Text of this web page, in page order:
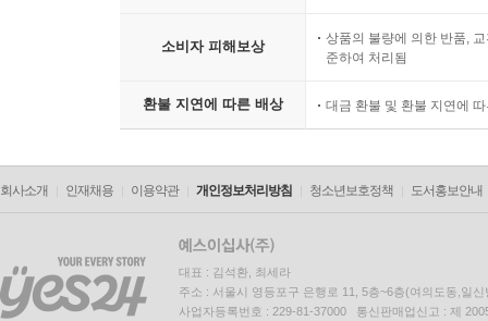
소비자 피해보상
상품의 불량에 의한 반품,
준하여 처리됨
환불 지연에 따른 배상 대금 환불 및 환불 지연에
회사소개 인재채용 이용약관 개인정보처리방침 청소년보호정책 도서홍보안내
대표 : 김석환, 최세라
주소 : 서울시 영등포구 은행로 11, 5층~6층(여의도동,일신
사업자등록번호 : 229-81-37000 통신판매업신고 : 제